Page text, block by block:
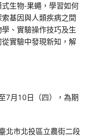
生物-果蠅，學習如何
基因與人類疾病之間
、實驗操作技巧及生
實驗中發現新知，解
7月10日（四），為期
北市北投區立農街二段